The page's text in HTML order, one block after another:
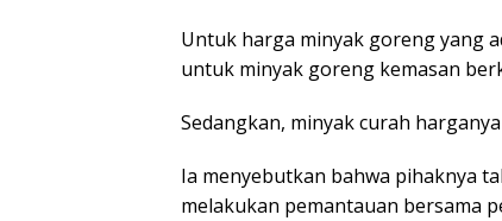
Untuk harga minyak goreng yang
untuk minyak goreng kemasan
Sedangkan, minyak curah
Ia menyebutkan bahwa pihaknya
melakukan pemantauan bersama